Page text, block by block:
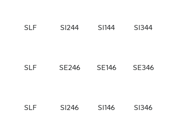
SLF SI244 SI144 SI344
SLF SE246 SE146 SE346
SLF SI246 SI146 SI346